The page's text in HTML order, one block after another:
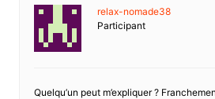
relax-nomade38
Participant
Quelqu’un peut m’expliquer ?